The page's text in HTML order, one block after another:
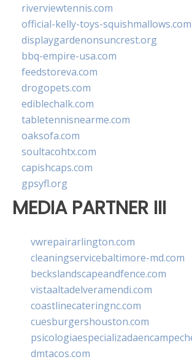
riverviewtennis.com
official-kelly-toys-squishmallows.com
displaygardenonsuncrest.org
bbq-empire-usa.com
feedstoreva.com
drogopets.com
ediblechalk.com
tabletennisnearme.com
oaksofa.com
soultacohtx.com
capishcaps.com
gpsyfl.org
MEDIA PARTNER III
vwrepairarlington.com
cleaningservicebaltimore-md.com
beckslandscapeandfence.com
vistaaltadelveramendi.com
coastlinecateringnc.com
cuesburgershouston.com
dmtacos.com